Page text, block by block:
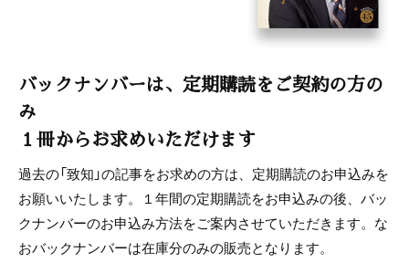
バックナンバーは、定期購読をご契約の方の
み
１冊からお求めいただけます
過去の「致知」の記事をお求めの方は、定期購読のお申込みを
お願いいたします。１年間の定期購読をお申込みの後、バッ
クナンバーのお申込み方法をご案内させていただきます。な
おバックナンバーは在庫分のみの販売となります。